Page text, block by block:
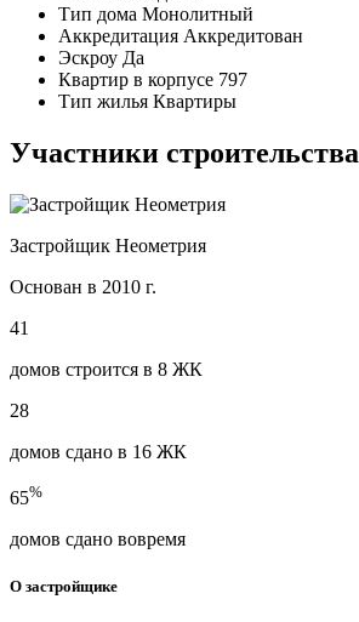
Тип дома Монолитный
Аккредитация Аккредитован
Эскроу Да
Квартир в корпусе 797
Тип жилья Квартиры
Участники строительства
Застройщик Неометрия
Основан в 2010 г.
41
домов строится в 8 ЖК
28
домов сдано в 16 ЖК
65%
домов сдано вовремя
О застройщике